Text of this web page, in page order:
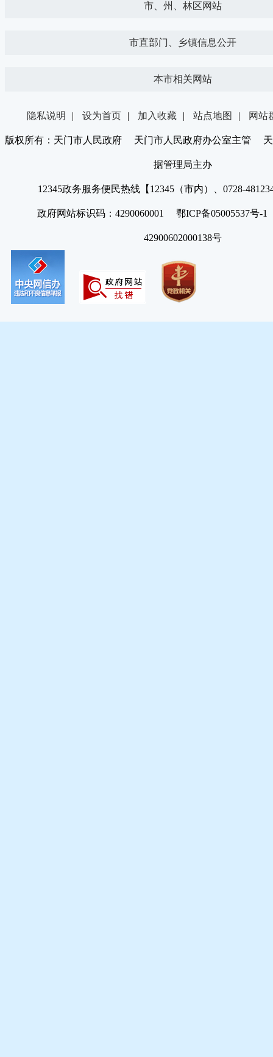
市、州、林区网站
市直部门、乡镇信息公开
本市相关网站
隐私说明 | 设为首页 | 加入收藏 | 站点地图 | 网站
版权所有：天门市人民政府 天门市人民政府办公室主管 天
据管理局主办
12345政务服务便民热线【12345（市内）、0728-
政府网站标识码：4290060001 鄂ICP备05005537号
42900602000138号